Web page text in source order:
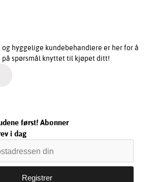
og hyggelige kundebehandlere er her for å
på spørsmål knyttet til kjøpet ditt!
først! Abonner
i dag